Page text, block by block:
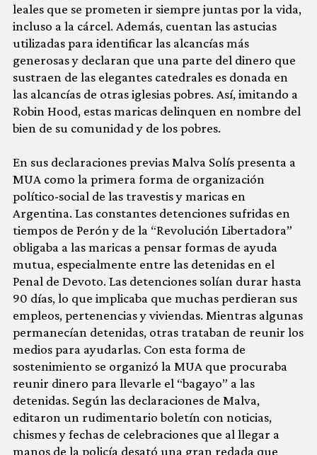
leales que se prometen ir siempre juntas por la vida,
incluso a la cárcel. Además, cuentan las astucias
utilizadas para identificar las alcancías más
generosas y declaran que una parte del dinero que
sustraen de las elegantes catedrales es donada en
las alcancías de otras iglesias pobres. Así, imitando a
Robin Hood, estas maricas delinquen en nombre del
bien de su comunidad y de los pobres.
En sus declaraciones previas Malva Solís presenta a
MUA como la primera forma de organización
político-social de las travestis y maricas en
Argentina. Las constantes detenciones sufridas en
tiempos de Perón y de la “Revolución Libertadora”
obligaba a las maricas a pensar formas de ayuda
mutua, especialmente entre las detenidas en el
Penal de Devoto. Las detenciones solían durar hasta
90 días, lo que implicaba que muchas perdieran sus
empleos, pertenencias y viviendas. Mientras algunas
permanecían detenidas, otras trataban de reunir los
medios para ayudarlas. Con esta forma de
sostenimiento se organizó la MUA que procuraba
reunir dinero para llevarle el “bagayo” a las
detenidas. Según las declaraciones de Malva,
editaron un rudimentario boletín con noticias,
chismes y fechas de celebraciones que al llegar a
manos de la policía desató una gran redada que